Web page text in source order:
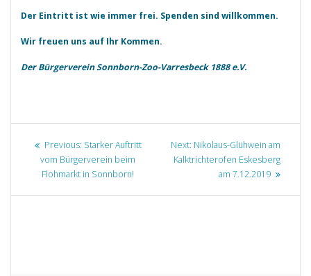
Der Eintritt ist wie immer frei. Spenden sind willkommen.
Wir freuen uns auf Ihr Kommen.
Der Bürgerverein Sonnborn-Zoo-Varresbeck 1888 e.V.
Beitragsnavigation
Previous: Previous
post:
Starker Auftritt
vom Bürgerverein beim
Flohmarkt in Sonnborn!
Next: Next
post:
Nikolaus-Glühwein am
Kalktrichterofen Eskesberg
am 7.12.2019